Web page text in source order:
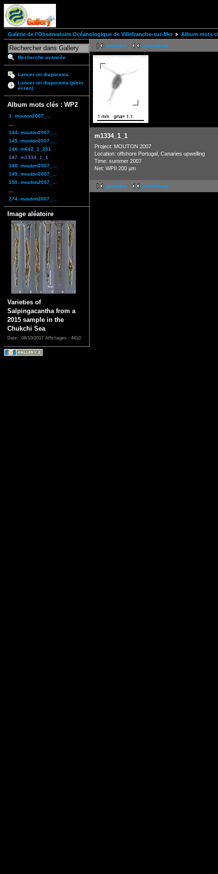
Galerie de l'Observatoire Océanologique de Villefranche-sur-Mer Album mots
Recherche avancée
Lancer un diaporama
Lancer un diaporama (plein
écran)
Album mots clés : WP2
1. mouton2007_...
144. mouton2007_...
145. mouton2007_...
146. m642_1_251
147. m1334_1_1
148. mouton2007_...
149. mouton2007_...
150. mouton2007_...
274. mouton2007_...
Image aléatoire
Varieties of
Salpingacantha from a
2015 sample in the
Chukchi Sea
Date : 08/10/2017 Affichages : 4410
première précédente
m1334_1_1
Project: MOUTON 2007
Location: offshore Portugal, Canaries upwelling
Time: summer 2007
Net: WPII 200 µm
première précédente